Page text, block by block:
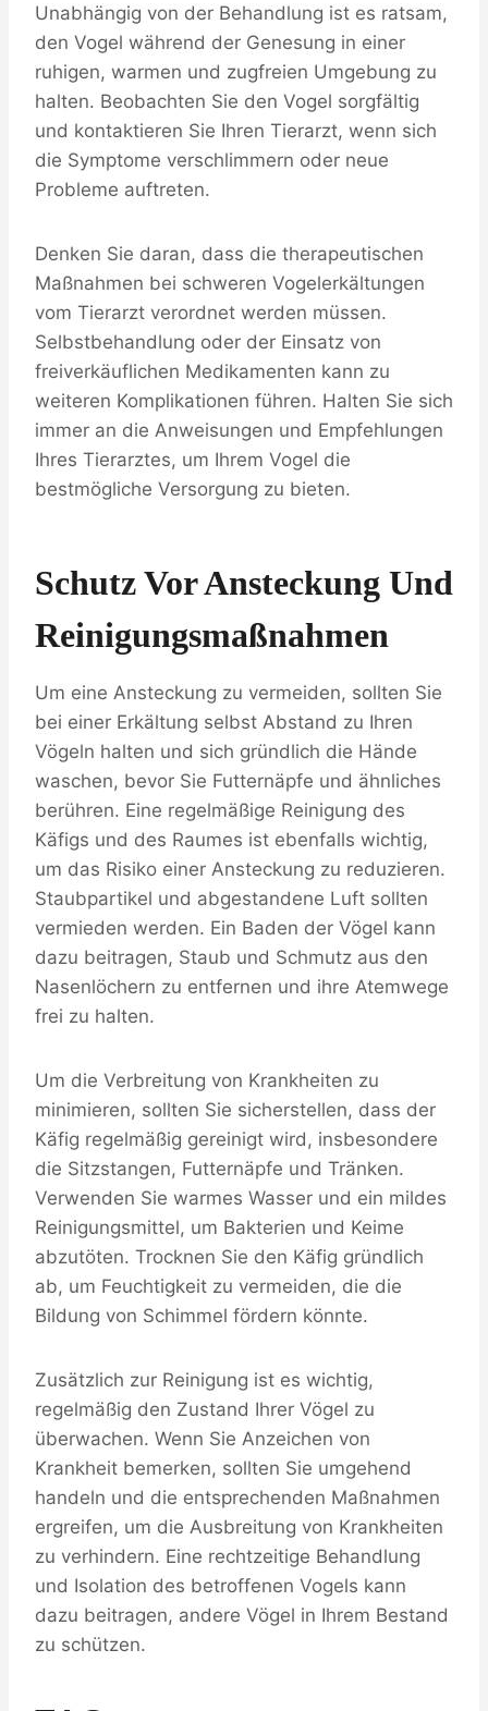
Unabhängig von der Behandlung ist es ratsam,
den Vogel während der Genesung in einer
ruhigen, warmen und zugfreien Umgebung zu
halten. Beobachten Sie den Vogel sorgfältig
und kontaktieren Sie Ihren Tierarzt, wenn sich
die Symptome verschlimmern oder neue
Probleme auftreten.
Denken Sie daran, dass die therapeutischen
Maßnahmen bei schweren Vogelerkältungen
vom Tierarzt verordnet werden müssen.
Selbstbehandlung oder der Einsatz von
freiverkäuflichen Medikamenten kann zu
weiteren Komplikationen führen. Halten Sie sich
immer an die Anweisungen und Empfehlungen
Ihres Tierarztes, um Ihrem Vogel die
bestmögliche Versorgung zu bieten.
Schutz Vor Ansteckung Und
Reinigungsmaßnahmen
Um eine Ansteckung zu vermeiden, sollten Sie
bei einer Erkältung selbst Abstand zu Ihren
Vögeln halten und sich gründlich die Hände
waschen, bevor Sie Futternäpfe und ähnliches
berühren. Eine regelmäßige Reinigung des
Käfigs und des Raumes ist ebenfalls wichtig,
um das Risiko einer Ansteckung zu reduzieren.
Staubpartikel und abgestandene Luft sollten
vermieden werden. Ein Baden der Vögel kann
dazu beitragen, Staub und Schmutz aus den
Nasenlöchern zu entfernen und ihre Atemwege
frei zu halten.
Um die Verbreitung von Krankheiten zu
minimieren, sollten Sie sicherstellen, dass der
Käfig regelmäßig gereinigt wird, insbesondere
die Sitzstangen, Futternäpfe und Tränken.
Verwenden Sie warmes Wasser und ein mildes
Reinigungsmittel, um Bakterien und Keime
abzutöten. Trocknen Sie den Käfig gründlich
ab, um Feuchtigkeit zu vermeiden, die die
Bildung von Schimmel fördern könnte.
Zusätzlich zur Reinigung ist es wichtig,
regelmäßig den Zustand Ihrer Vögel zu
überwachen. Wenn Sie Anzeichen von
Krankheit bemerken, sollten Sie umgehend
handeln und die entsprechenden Maßnahmen
ergreifen, um die Ausbreitung von Krankheiten
zu verhindern. Eine rechtzeitige Behandlung
und Isolation des betroffenen Vogels kann
dazu beitragen, andere Vögel in Ihrem Bestand
zu schützen.